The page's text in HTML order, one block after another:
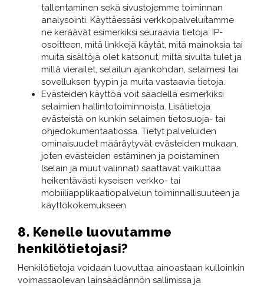
tallentaminen sekä sivustojemme toiminnan
analysointi. Käyttäessäsi verkkopalveluitamme
ne keräävät esimerkiksi seuraavia tietoja: IP-
osoitteen, mitä linkkejä käytät, mitä mainoksia tai
muita sisältöjä olet katsonut, miltä sivulta tulet ja
millä vierailet, selailun ajankohdan, selaimesi tai
sovelluksen tyypin ja muita vastaavia tietoja.
Evästeiden käyttöä voit säädellä esimerkiksi
selaimien hallintotoiminnoista. Lisätietoja
evästeistä on kunkin selaimen tietosuoja- tai
ohjedokumentaatiossa. Tietyt palveluiden
ominaisuudet määräytyvät evästeiden mukaan,
joten evästeiden estäminen ja poistaminen
(selain ja muut valinnat) saattavat vaikuttaa
heikentävästi kyseisen verkko- tai
mobiiliapplikaatiopalvelun toiminnallisuuteen ja
käyttökokemukseen.
8. Kenelle luovutamme
henkilötietojasi?
Henkilötietoja voidaan luovuttaa ainoastaan kulloinkin
voimassaolevan lainsäädännön sallimissa ja